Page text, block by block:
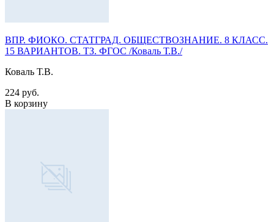
ВПР. ФИОКО. СТАТГРАД. ОБЩЕСТВОЗНАНИЕ. 8 КЛАСС.
15 ВАРИАНТОВ. ТЗ. ФГОС /Коваль Т.В./
Коваль Т.В.
224 руб.
В корзину